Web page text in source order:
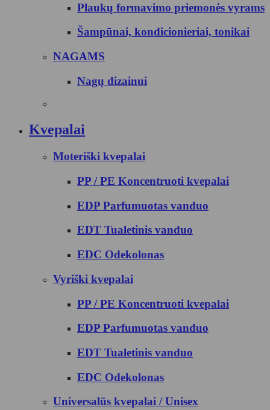
Plaukų formavimo priemonės vyrams
Šampūnai, kondicionieriai, tonikai
NAGAMS
Nagų dizainui
Kvepalai
Moteriški kvepalai
PP / PE Koncentruoti kvepalai
EDP Parfumuotas vanduo
EDT Tualetinis vanduo
EDC Odekolonas
Vyriški kvepalai
PP / PE Koncentruoti kvepalai
EDP Parfumuotas vanduo
EDT Tualetinis vanduo
EDC Odekolonas
Universalūs kvepalai / Unisex